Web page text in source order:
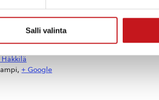
Salli valinta
-hanke.
Häkkilä
, + Google